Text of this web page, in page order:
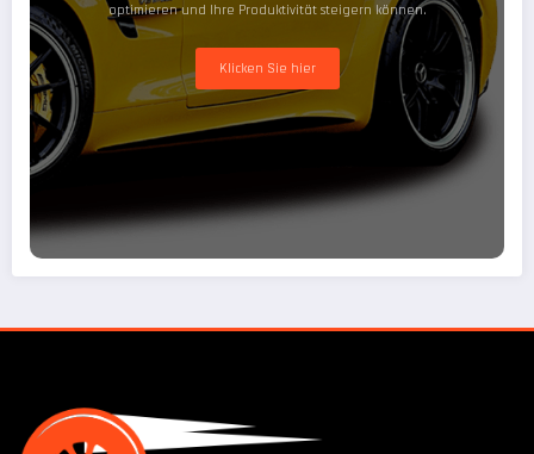
optimieren und Ihre Produktivität steigern können.
Klicken Sie hier